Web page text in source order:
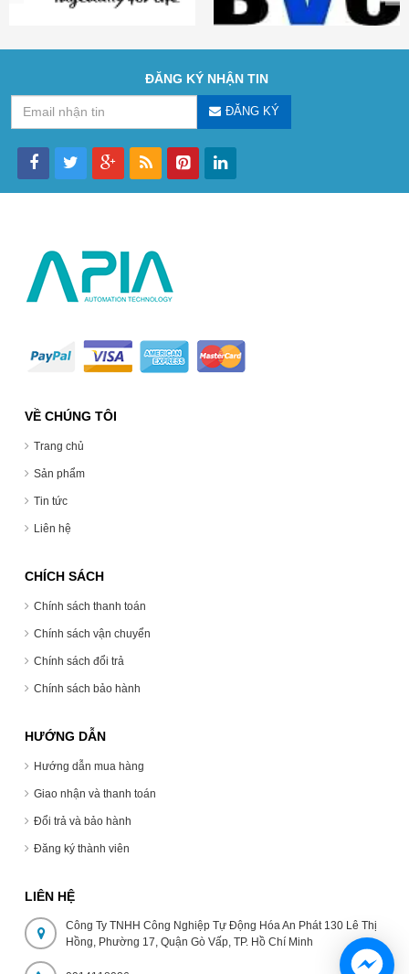
ĐĂNG KÝ NHẬN TIN
ĐĂNG KÝ
VỀ CHÚNG TÔI
Trang chủ
Sản phẩm
Tin tức
Liên hệ
CHÍCH SÁCH
Chính sách thanh toán
Chính sách vận chuyển
Chính sách đổi trả
Chính sách bảo hành
HƯỚNG DẪN
Hướng dẫn mua hàng
Giao nhận và thanh toán
Đổi trả và bảo hành
Đăng ký thành viên
LIÊN HỆ
Công Ty TNHH Công Nghiệp Tự Động Hóa An Phát 130 Lê Thị
Hồng, Phường 17, Quận Gò Vấp, TP. Hồ Chí Minh